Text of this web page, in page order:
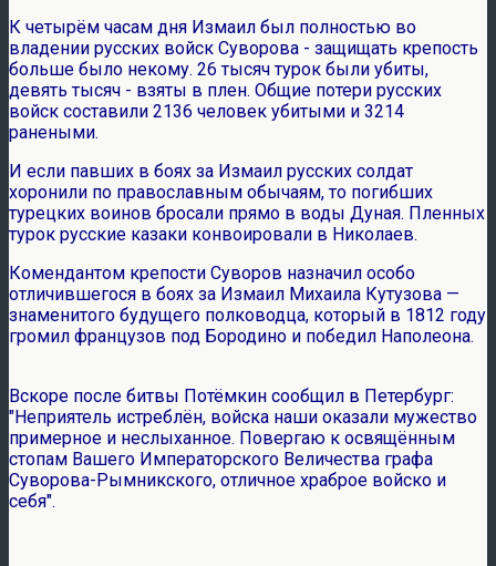
К четырём часам дня Измаил был полностью во
владении русских войск Суворова - защищать крепость
больше было некому. 26 тысяч турок были убиты,
девять тысяч - взяты в плен. Общие потери русских
войск составили 2136 человек убитыми и 3214
ранеными.
И если павших в боях за Измаил русских солдат
хоронили по православным обычаям, то погибших
турецких воинов бросали прямо в воды Дуная. Пленных
турок русские казаки конвоировали в Николаев.
Комендантом крепости Суворов назначил особо
отличившегося в боях за Измаил Михаила Кутузова —
знаменитого будущего полководца, который в 1812 году
громил французов под Бородино и победил Наполеона.
Вскоре после битвы Потёмкин сообщил в Петербург:
"Неприятель истреблён, войска наши оказали мужество
примерное и неслыханное. Повергаю к освящённым
стопам Вашего Императорского Величества графа
Суворова-Рымникского, отличное храброе войско и
себя".